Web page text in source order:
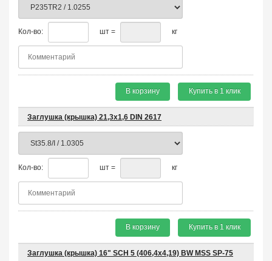
Кол-во: шт = кг
В корзину Купить в 1 клик
Заглушка (крышка) 21,3х1,6 DIN 2617
Кол-во: шт = кг
В корзину Купить в 1 клик
Заглушка (крышка) 16" SCH 5 (406,4х4,19) BW MSS SP-75